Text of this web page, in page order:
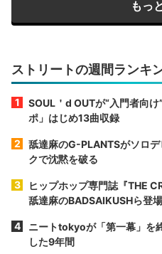
もっ
ストリートの週間ランキ
SOUL＇d OUTが“入門者向
ポ」はじめ13曲収録
舐達麻のG-PLANTSがソロ
クで沈黙を破る
ヒップホップ専門誌『THE
舐達麻のBADSAIKUSHら登場
ニートtokyoが「第一幕」
した9年間